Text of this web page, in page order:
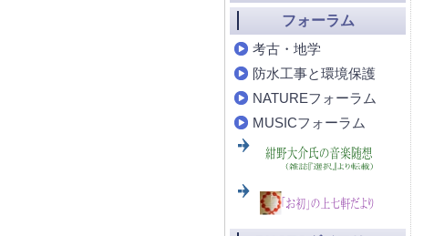
フォーラム
考古・地学
防水工事と環境保護
NATUREフォーラム
MUSICフォーラム